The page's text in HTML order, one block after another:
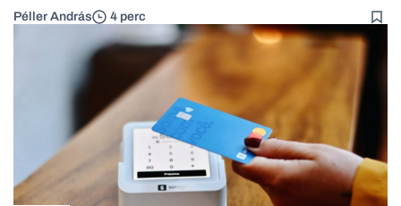
Péller András 4 perc